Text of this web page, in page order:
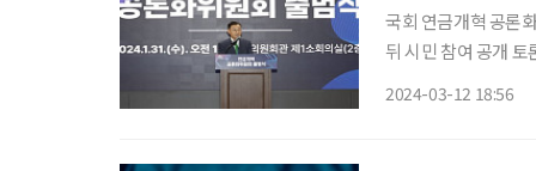
국회 연금개혁 공론
뒤 시민 참여 공개 토론을 열기로 했다. 지난 11일
2024-03-12 18:56